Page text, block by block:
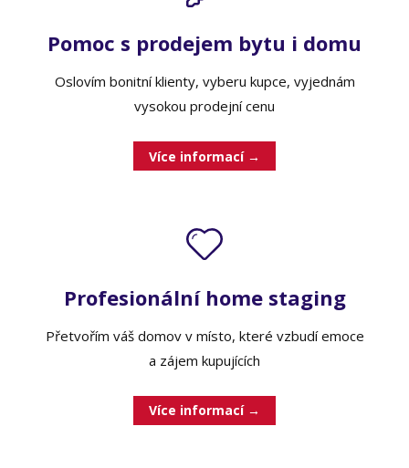
Pomoc s prodejem bytu i domu
Oslovím bonitní klienty, vyberu kupce, vyjednám
vysokou prodejní cenu
Více informací →
Profesionální home staging
Přetvořím váš domov v místo, které vzbudí emoce
a zájem kupujících
Více informací →